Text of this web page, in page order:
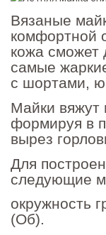
Вязаные
комфортной
кожа сможет
самые
с шортами,
Майки вяжут
формируя в
вырез
Для
следующие
окружность
(Об).